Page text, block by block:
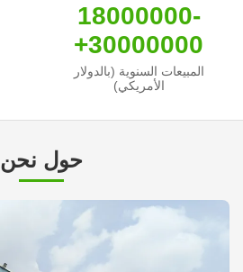
18000000-
30000000+
المبيعات السنوية (بالدولار
الأمريكي)
حول نحن